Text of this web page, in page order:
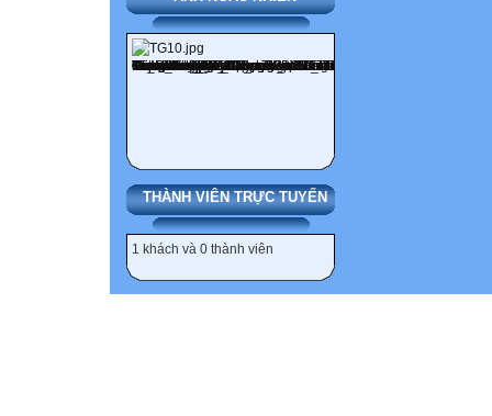
THÀNH VIÊN TRỰC TUYẾN
1 khách và 0 thành viên